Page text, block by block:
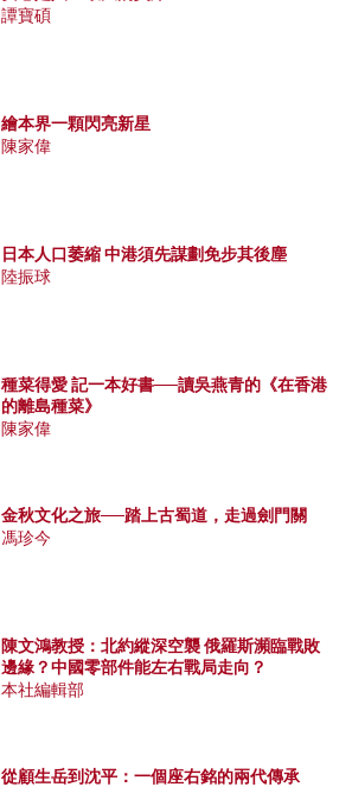
譚寶碩
繪本界一顆閃亮新星
陳家偉
日本人口萎縮 中港須先謀劃免步其後塵
陸振球
種菜得愛 記一本好書──讀吳燕青的《在香港
的離島種菜》
陳家偉
金秋文化之旅──踏上古蜀道，走過劍門關
馮珍今
陳文鴻教授：北約縱深空襲 俄羅斯瀕臨戰敗
邊緣？中國零部件能左右戰局走向？
本社編輯部
從顧生岳到沈平：一個座右銘的兩代傳承